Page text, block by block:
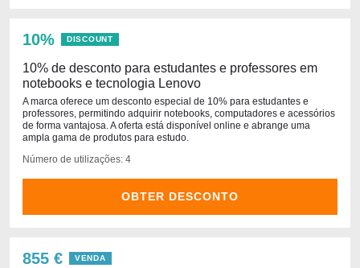
10% DISCOUNT
10% de desconto para estudantes e professores em
notebooks e tecnologia Lenovo
A marca oferece um desconto especial de 10% para estudantes e
professores, permitindo adquirir notebooks, computadores e acessórios
de forma vantajosa. A oferta está disponível online e abrange uma
ampla gama de produtos para estudo.
Número de utilizações: 4
OBTER DESCONTO
855 € VENDA